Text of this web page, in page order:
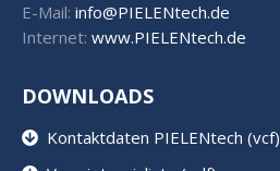
E-Mail: info@PIELENtech.de
Internet: www.PIELENtech.de
DOWNLOADS
Kontaktdaten PIELENtech (vcf)